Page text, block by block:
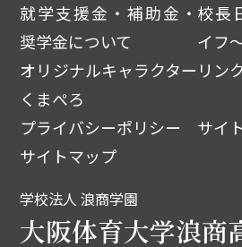
就学支援金・補助金・
奨学金について
校長
イフ
オリジナルキャラクター
くまぺろ
リン
プライバシーポリシー
サイ
サイトマップ
学校法人 浪商学園
大阪体育大学浪商